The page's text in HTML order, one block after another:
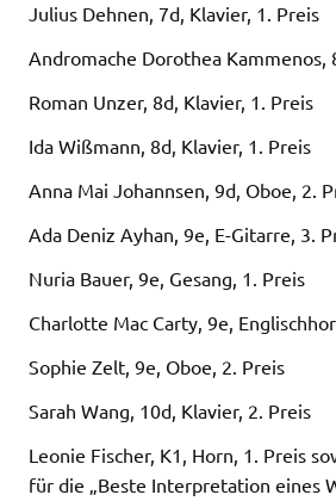
Julius Dehnen, 7d, Klavier, 1. Preis
Andromache Dorothea Kammenos,
Roman Unzer, 8d, Klavier, 1. Preis
Ida Wißmann, 8d, Klavier, 1. Preis
Anna Mai Johannsen, 9d, Oboe, 2.
Ada Deniz Ayhan, 9e, E-Gitarre, 3.
Nuria Bauer, 9e, Gesang, 1. Preis
Charlotte Mac Carty, 9e,
Sophie Zelt, 9e, Oboe, 2. Preis
Sarah Wang, 10d, Klavier, 2. Preis
Leonie Fischer, K1, Horn, 1. Preis
für die „Beste Interpretation eines